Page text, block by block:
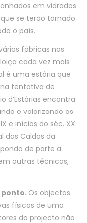
em vidrados
se terão tornado
o país.
fábricas nas
cada vez mais
é uma estória que
tentativa de
d’Estórias encontra
e valorizando as
e inícios do séc. XX
das Caldas da
de parte a
outras técnicas,
ponto. Os objectos
físicas de uma
do projecto não